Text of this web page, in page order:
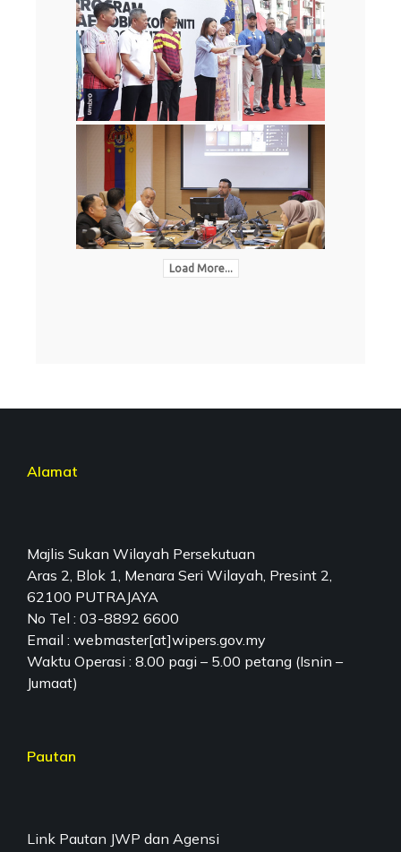
Load More...
Alamat
Majlis Sukan Wilayah Persekutuan
Aras 2, Blok 1, Menara Seri Wilayah, Presint 2,
62100 PUTRAJAYA
No Tel : 03-8892 6600
Email : webmaster[at]wipers.gov.my
Waktu Operasi : 8.00 pagi – 5.00 petang (Isnin –
Jumaat)
Pautan
Link Pautan JWP dan Agensi